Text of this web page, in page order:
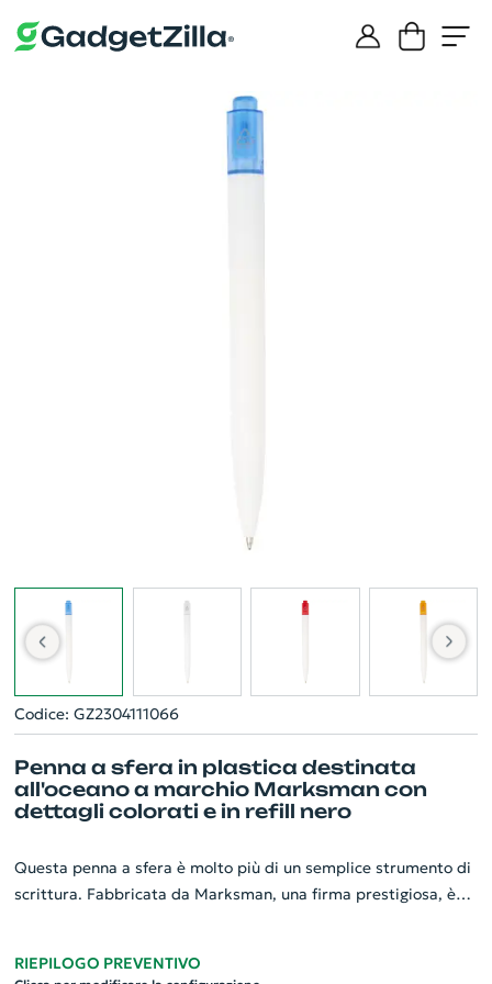
Codice: GZ2304111066
Penna a sfera in plastica destinata
all'oceano a marchio Marksman con
dettagli colorati e in refill nero
Questa penna a sfera è molto più di un semplice strumento di
scrittura. Fabbricata da Marksman, una firma prestigiosa, è
elegante, mentre il refill nero assicura una scrittura fluida e
RIEPILOGO PREVENTIVO